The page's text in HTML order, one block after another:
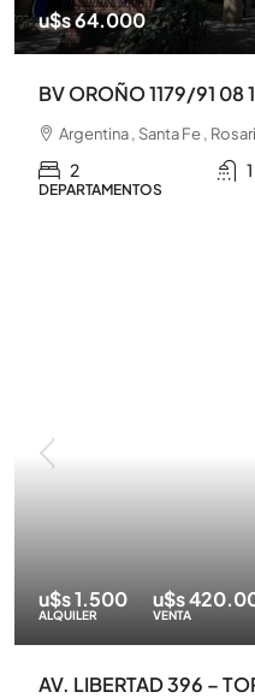
u$s 64.000
BV OROÑO 1179/91 08
Argentina , Santa Fe ,
2 1
DEPARTAMENTOS
u$s 1.500
ALQUILER
u$s
VENTA
AV. LIBERTAD 396 –